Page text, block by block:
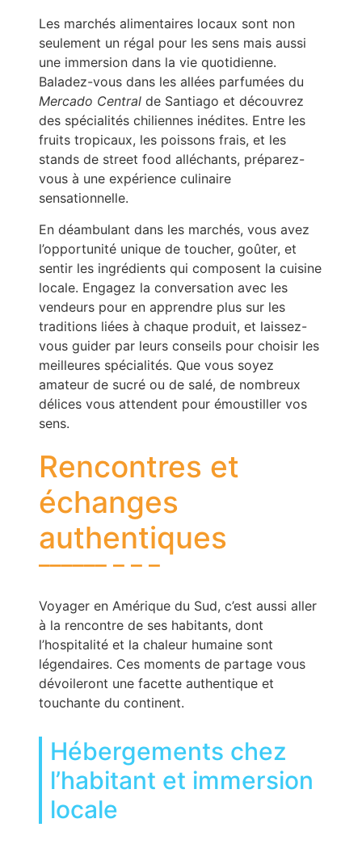
Les marchés alimentaires locaux sont non
seulement un régal pour les sens mais aussi
une immersion dans la vie quotidienne.
Baladez-vous dans les allées parfumées du
Mercado Central de Santiago et découvrez
des spécialités chiliennes inédites. Entre les
fruits tropicaux, les poissons frais, et les
stands de street food alléchants, préparez-
vous à une expérience culinaire
sensationnelle.
En déambulant dans les marchés, vous avez
l’opportunité unique de toucher, goûter, et
sentir les ingrédients qui composent la cuisine
locale. Engagez la conversation avec les
vendeurs pour en apprendre plus sur les
traditions liées à chaque produit, et laissez-
vous guider par leurs conseils pour choisir les
meilleures spécialités. Que vous soyez
amateur de sucré ou de salé, de nombreux
délices vous attendent pour émoustiller vos
sens.
Rencontres et
échanges
authentiques
Voyager en Amérique du Sud, c’est aussi aller
à la rencontre de ses habitants, dont
l’hospitalité et la chaleur humaine sont
légendaires. Ces moments de partage vous
dévoileront une facette authentique et
touchante du continent.
Hébergements chez
l’habitant et immersion
locale